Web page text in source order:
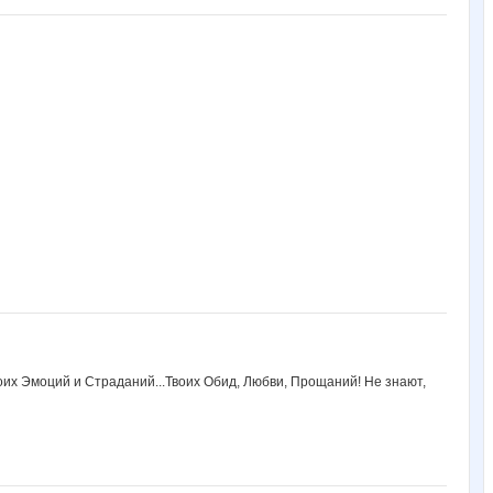
Эмоций и Страданий...Твоих Обид, Любви, Прощаний! Не знают,